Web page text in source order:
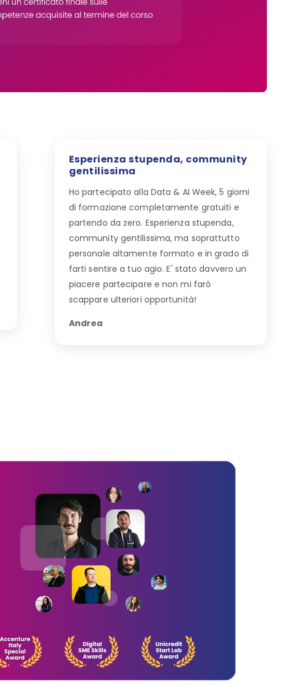
Esperienza stupenda, community
gentilissima
Ho partecipato alla Data & AI Week, 5 giorni
di formazione completamente gratuiti e
partendo da zero. Esperienza stupenda,
community gentilissima, ma soprattutto
personale altamente formato e in grado di
farti sentire a tuo agio. E' stato davvero un
piacere partecipare e non mi farò
scappare ulteriori opportunità!
Andrea